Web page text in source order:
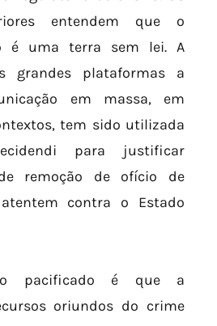
entendem que o
é uma terra sem lei. A
grandes plataformas a
em massa, em
tem sido utilizada
para justificar
remoção de ofício de
contra o Estado
pacificado é que a
oriundos do crime